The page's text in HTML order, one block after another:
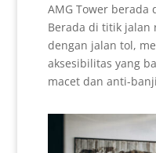
AMG Tower berada
Berada di titik jalan
dengan jalan tol,
aksesibilitas yang
macet dan anti-